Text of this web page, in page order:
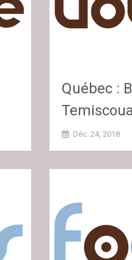
Québec :
Déc. 24, 2018